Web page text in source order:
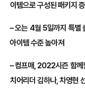
이템으로 구성된 패키지
– 오는 4월 5일까지 특별
아이템 수준 높아져
– 컴프매, 2022시즌 함께
치어리더 김하나, 차영현